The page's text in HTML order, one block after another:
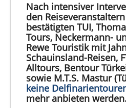
Nach intensiver
den
bestätigten TUI,
Tours, Neckermann-
Rewe Touristik mit
Schauinsland-Reisen,
Alltours, Bentour
sowie M.T.S. Mastur
keine
mehr anbieten